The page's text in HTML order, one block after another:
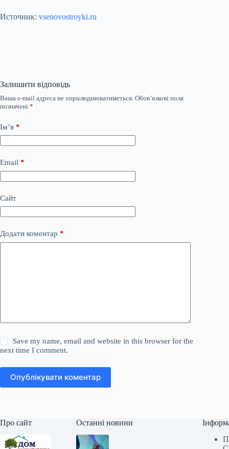
Источник: vsenovostroyki.ru
Залишити відповідь
Ваша e-mail адреса не оприлюднюватиметься. Обов’язкові поля
позначені *
Ім’я *
Email *
Сайт
Додати коментар *
Save my name, email and website in this browser for the
next time I comment.
Опублікувати коментар
Про сайт Останні новини